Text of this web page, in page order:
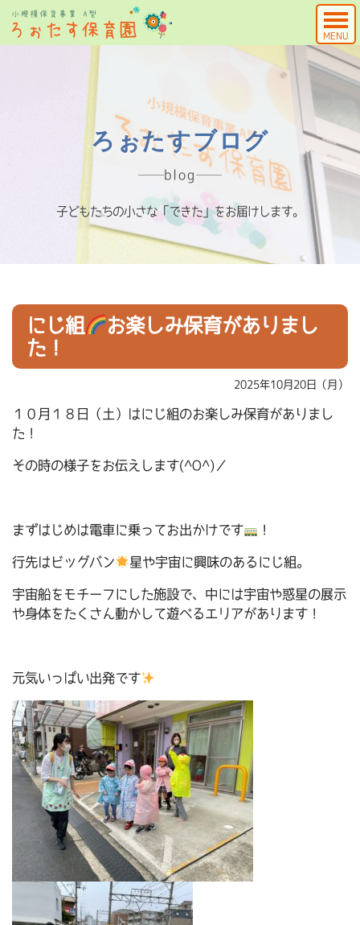
MENU
ろぉたすブログ
blog
子どもたちの小さな「できた」をお届けします。
にじ組
お楽しみ保育がありまし
た！
2025年10月20日（月）
１０月１８日（土）はにじ組のお楽しみ保育がありまし
た！
その時の様子をお伝えします(^O^)／
まずはじめは電車に乗ってお出かけです ！
行先はビッグバン 星や宇宙に興味のあるにじ組。
宇宙船をモチーフにした施設で、中には宇宙や惑星の展示
や身体をたくさん動かして遊べるエリアがあります！
元気いっぱい出発です